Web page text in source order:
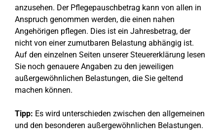
anzusehen. Der Pflegepauschbetrag kann von allen in
Anspruch genommen werden, die einen nahen
Angehörigen pflegen. Dies ist ein Jahresbetrag, der
nicht von einer zumutbaren Belastung abhängig ist.
Auf den einzelnen Seiten unserer Steuererklärung lesen
Sie noch genauere Angaben zu den jeweiligen
außergewöhnlichen Belastungen, die Sie geltend
machen können.
Tipp: Es wird unterschieden zwischen den allgemeinen
und den besonderen außergewöhnlichen Belastungen.